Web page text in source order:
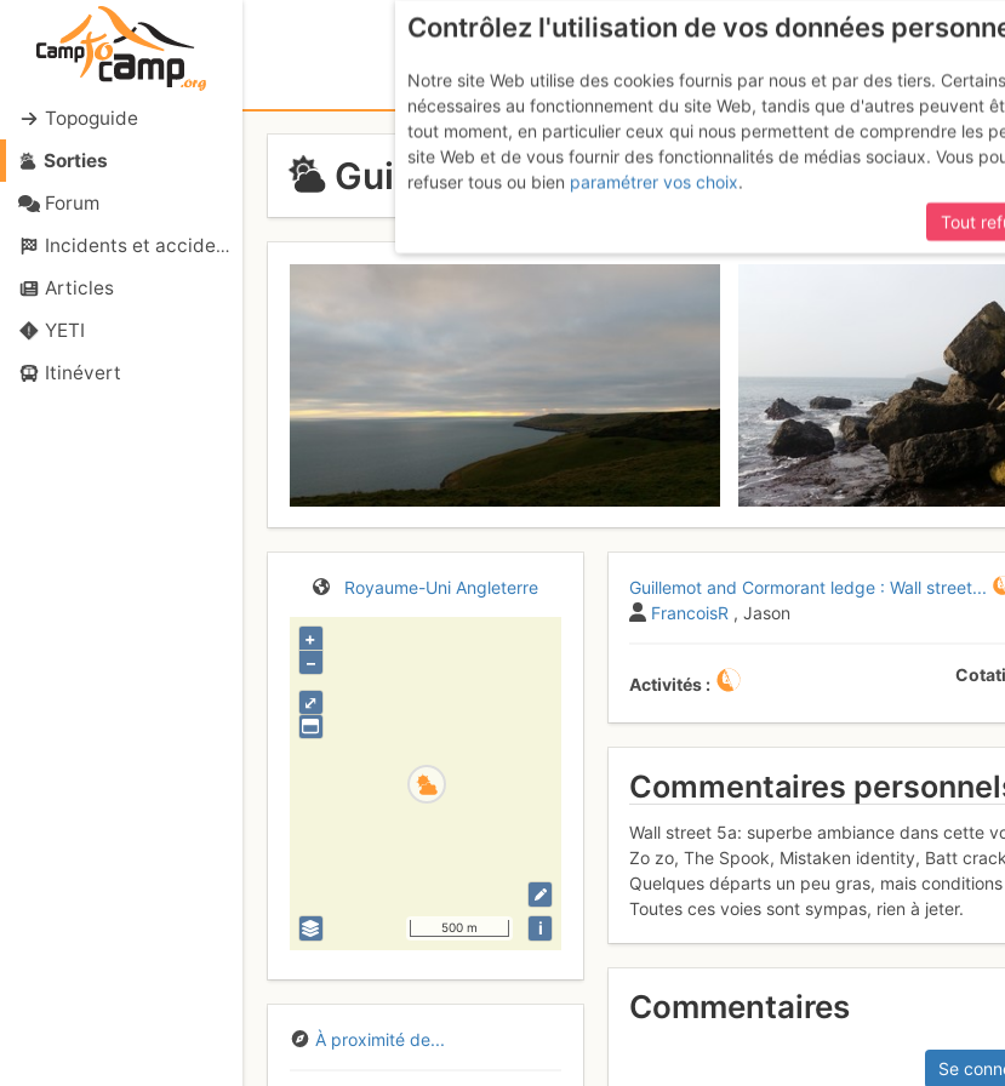
Topoguide
Sorties
Forum
Incidents et accidents
Articles
YETI
Itinévert
Guillemot and Cormorant ledge : Wall
Royaume-Uni Angleterre
⤢
+
–
500 m i
À proximité de...
Guillemot and Cormorant ledge : Wall street...
FrancoisR , Jason
Activités
Commentaires
Wall street 5a: superbe ambiance dans cette
Zo zo, The Spook, Mistaken identity, Batt
Quelques départs un peu gras, mais
Toutes ces voies sont sympas, rien à jeter.
Commentaires
Se
Contrôlez l'utilisation de vos données
Notre site Web utilise des cookies fournis par nous et par des tiers.
nécessaires au fonctionnement du site Web, tandis que d'autres peuvent
tout moment, en particulier ceux qui nous permettent de comprendre les
site Web et de vous fournir des fonctionnalités de médias sociaux. Vous
refuser tous ou bien paramétrer vos choix.
Tout